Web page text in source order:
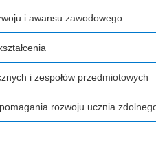
i awansu zawodowego
i zespołów przedmiotowych
rozwoju ucznia